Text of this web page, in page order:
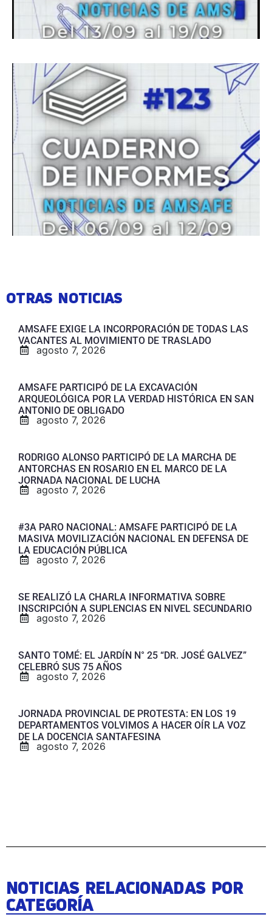
OTRAS NOTICIAS
AMSAFE EXIGE LA INCORPORACIÓN DE TODAS LAS
VACANTES AL MOVIMIENTO DE TRASLADO
agosto 7, 2026
AMSAFE PARTICIPÓ DE LA EXCAVACIÓN
ARQUEOLÓGICA POR LA VERDAD HISTÓRICA EN SAN
ANTONIO DE OBLIGADO
agosto 7, 2026
RODRIGO ALONSO PARTICIPÓ DE LA MARCHA DE
ANTORCHAS EN ROSARIO EN EL MARCO DE LA
JORNADA NACIONAL DE LUCHA
agosto 7, 2026
#3A PARO NACIONAL: AMSAFE PARTICIPÓ DE LA
MASIVA MOVILIZACIÓN NACIONAL EN DEFENSA DE
LA EDUCACIÓN PÚBLICA
agosto 7, 2026
SE REALIZÓ LA CHARLA INFORMATIVA SOBRE
INSCRIPCIÓN A SUPLENCIAS EN NIVEL SECUNDARIO
agosto 7, 2026
SANTO TOMÉ: EL JARDÍN N° 25 “DR. JOSÉ GALVEZ”
CELEBRÓ SUS 75 AÑOS
agosto 7, 2026
JORNADA PROVINCIAL DE PROTESTA: EN LOS 19
DEPARTAMENTOS VOLVIMOS A HACER OÍR LA VOZ
DE LA DOCENCIA SANTAFESINA
agosto 7, 2026
NOTICIAS RELACIONADAS POR
CATEGORÍA